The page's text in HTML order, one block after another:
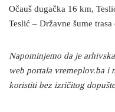
Očauš dugačka 16 km,
Teslić – Državne šume
Napominjemo da je
web portala vremeplov.ba i
koristiti bez izričitog